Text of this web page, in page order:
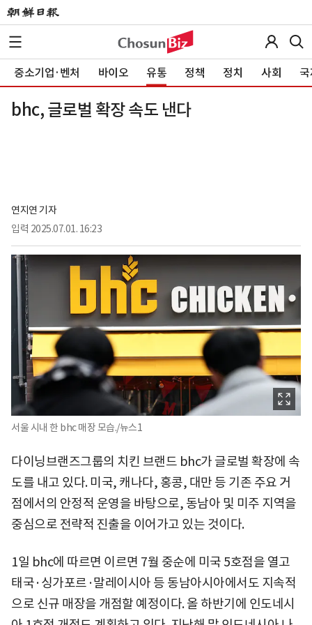
중소기업·벤처 바이오 유통 정책 정치 사회
bhc, 글로벌 확장 속도 낸다
연지연 기자
입력 2025.07.01. 16:23
서울 시내 한 bhc 매장 모습./뉴스1
다이닝브랜즈그룹의 치킨 브랜드 bhc가 글로벌 확장에 속
도를 내고 있다. 미국, 캐나다, 홍콩, 대만 등 기존 주요 거
점에서의 안정적 운영을 바탕으로, 동남아 및 미주 지역을
중심으로 전략적 진출을 이어가고 있는 것이다.
1일 bhc에 따르면 이르면 7월 중순에 미국 5호점을 열고
태국·싱가포르·말레이시아 등 동남아시아에서도 지속적
으로 신규 매장을 개점할 예정이다. 올 하반기에 인도네시